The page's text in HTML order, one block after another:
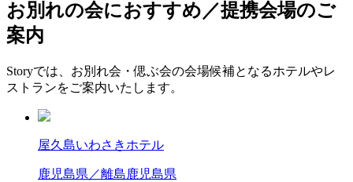
お別れの会におすすめ／提携会場のご
案内
Storyでは、お別れ会・偲ぶ会の会場候補となるホテルやレ
ストランをご案内いたします。
屋久島いわさきホテル
鹿児島県／離島鹿児島県